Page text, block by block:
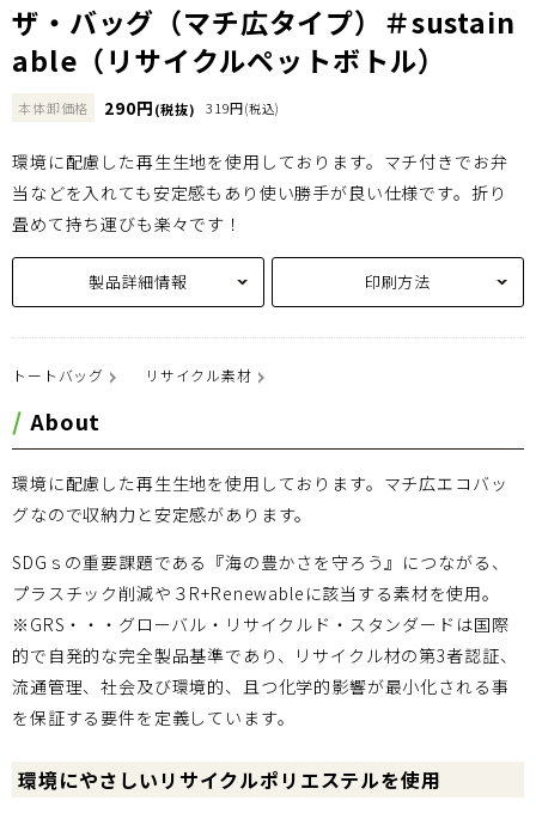
ザ・バッグ（マチ広タイプ）＃sustain
able（リサイクルペットボトル）
本体卸価格 290円(税抜) 319円(税込)
環境に配慮した再生生地を使用しております。マチ付きでお弁
当などを入れても安定感もあり使い勝手が良い仕様です。折り
畳めて持ち運びも楽々です！
製品詳細情報 印刷方法
トートバッグ リサイクル素材
About
環境に配慮した再生生地を使用しております。マチ広エコバッ
グなので収納力と安定感があります。
SDGｓの重要課題である『海の豊かさを守ろう』につながる、
プラスチック削減や３R+Renewableに該当する素材を使用。
※GRS・・・グローバル・リサイクルド・スタンダードは国際
的で自発的な完全製品基準であり、リサイクル材の第3者認証、
流通管理、社会及び環境的、且つ化学的影響が最小化される事
を保証する要件を定義しています。
環境にやさしいリサイクルポリエステルを使用